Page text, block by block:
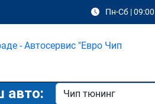
Пн-Сб |
авто: